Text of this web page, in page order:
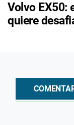
Volvo EX50:
quiere